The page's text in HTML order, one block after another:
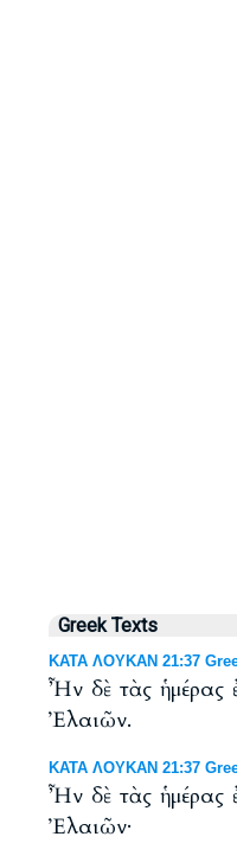
Greek Texts
ΚΑΤΑ ΛΟΥΚΑΝ 21:37
Ἦν δὲ τὰς ἡμέρας
Ἐλαιῶν.
ΚΑΤΑ ΛΟΥΚΑΝ 21:37
Ἦν δὲ τὰς ἡμέρας
Ἐλαιῶν·